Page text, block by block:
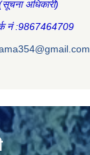
अधिकारी)
नं :9867464709